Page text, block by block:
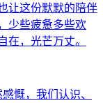
让这份默默的陪伴
少些疲惫多些欢
，光芒万丈。
慨，我们认识、